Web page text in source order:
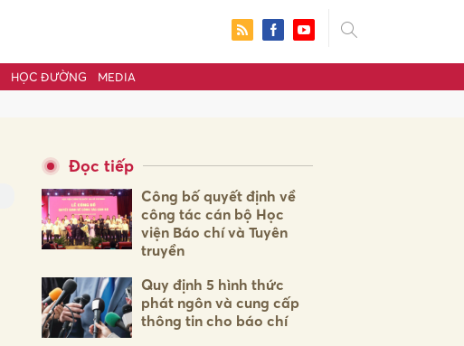
HỌC ĐƯỜNG MEDIA
Đọc tiếp
Công bố quyết định về
công tác cán bộ Học
viện Báo chí và Tuyên
truyền
Quy định 5 hình thức
phát ngôn và cung cấp
thông tin cho báo chí
Gửi